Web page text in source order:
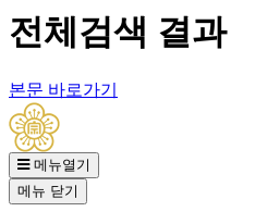
전체검색 결과
본문 바로가기
메뉴열기
메뉴 닫기